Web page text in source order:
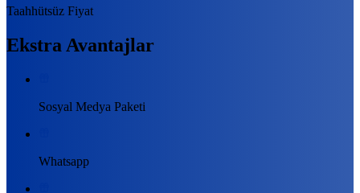
Taahhütsüz Fiyat
Ekstra Avantajlar
Sosyal Medya Paketi
Whatsapp